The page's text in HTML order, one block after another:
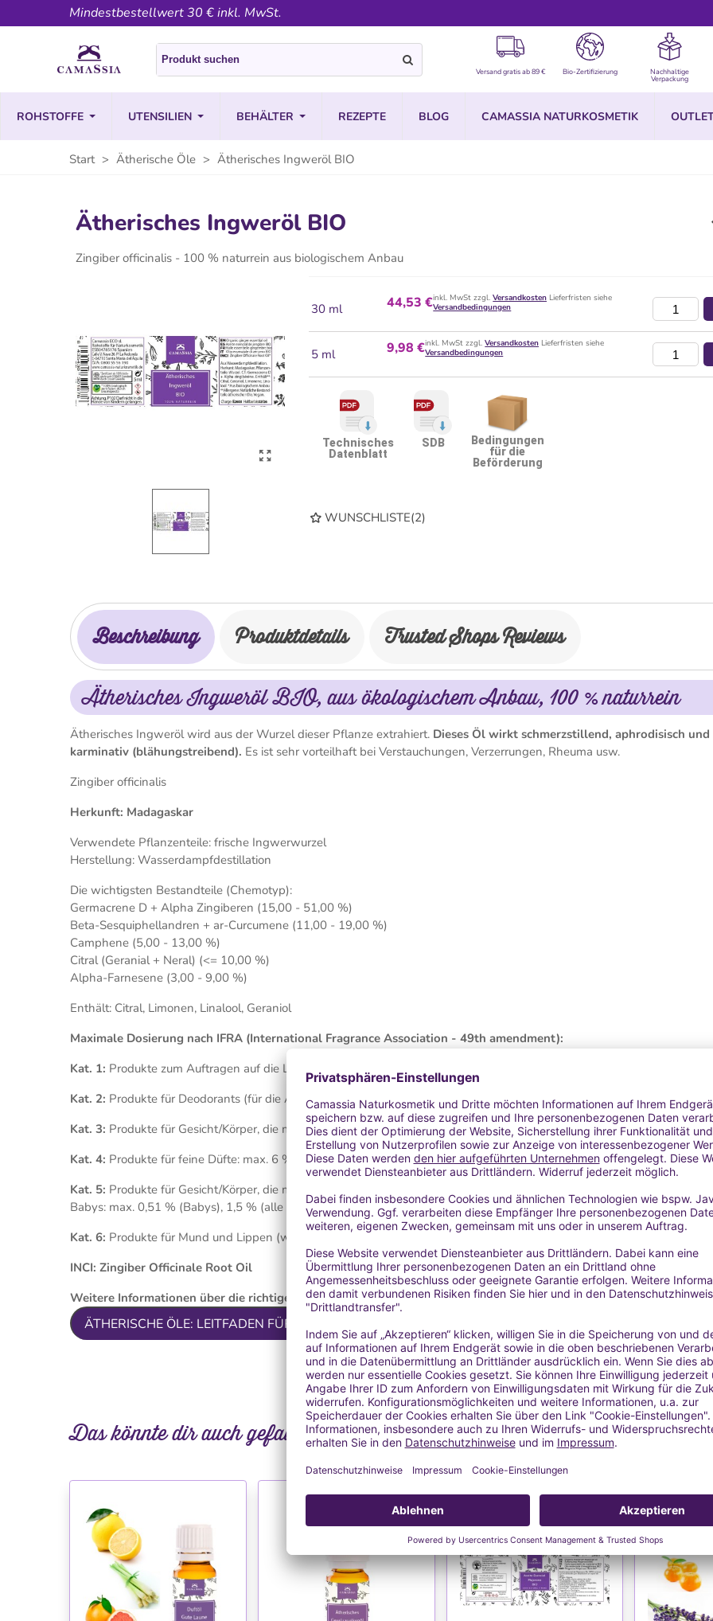
Mindestbestellwert 30 € inkl. MwSt.
Versand gratis ab 89 € Bio-Zertifizierung Nachhaltige
Verpackung
ROHSTOFFE UTENSILIEN BEHÄLTER REZEPTE BLOG CAMASSIA NATURKOSMETIK
Start > Ätherische Öle > Ätherisches Ingweröl BIO
Ätherisches Ingweröl BIO
Zingiber officinalis - 100 % naturrein aus biologischem Anbau
30 ml 44,53 €inkl. MwSt zzgl.Versandkosten Lieferfristen siehe
Versandbedingungen
5 ml 9,98 €inkl. MwSt zzgl.Versandkosten Lieferfristen siehe
Versandbedingungen
Technisches
Datenblatt
SDB
Bedingungen
für die
Beförderung
WUNSCHLISTE(2)
Beschreibung Produktdetails Trusted Shops Reviews
Ätherisches Ingweröl BIO, aus ökologischem Anbau, 100 % naturrein
Ätherisches Ingweröl wird aus der Wurzel dieser Pflanze extrahiert. Dieses Öl wirkt schmerzstillend, aphrodisisch und
karminativ (blähungstreibend). Es ist sehr vorteilhaft bei Verstauchungen, Verzerrungen, Rheuma usw.
Zingiber officinalis
Herkunft: Madagaskar
Verwendete Pflanzenteile: frische Ingwerwurzel
Herstellung: Wasserdampfdestillation
Die wichtigsten Bestandteile (Chemotyp):
Germacrene D + Alpha Zingiberen (15,00 - 51,00 %)
Beta-Sesquiphellandren + ar-Curcumene (11,00 - 19,00 %)
Camphene (5,00 - 13,00 %)
Citral (Geranial + Neral) (<= 10,00 %)
Alpha-Farnesene (3,00 - 9,00 %)
Enthält: Citral, Limonen, Linalool, Geraniol
Maximale Dosierung nach IFRA (International Fragrance Association - 49th amendment):
Kat. 1: Produkte zum Auftragen auf die Lippen: max. 1,1 %
Kat. 2: Produkte für Deodorants (für die Achselhöhlen): max. 0,32 %
Kat. 3: Produkte für Gesicht/Körper, die mit den Fingerspitzen aufgetragen werden: max. 1 %
Kat. 4: Produkte für feine Düfte: max. 6 %
Kat. 5: Produkte für Gesicht/Körper, die mit den Handflächen aufgetragen werden, normalerweise ohne Spülung;
Babys: max. 0,51 % (Babys), 1,5 % (alle anderen)
Kat. 6: Produkte für Mund und Lippen (wie Zahnpasta oder Mundspülung): max. 3,5 %
INCI: Zingiber Officinale Root Oil
Weitere Informationen über die richtige Anwendung und Dosierung ätherischer Öle findest du hier:
ÄTHERISCHE ÖLE: LEITFADEN FÜR DIE SICHERE ANWENDUNG
Das könnte dir auch gefallen